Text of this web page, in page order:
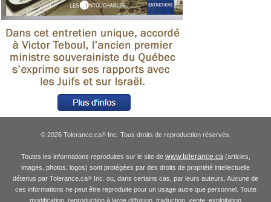
© 2026 Tolerance.ca®Inc. Tous droits de reproduction réservés.
Toutes les informations reproduites sur le site de www.tolerance.ca(articles,
images, photos, logos) sont protégées par des droits de propriété intellectuelle
détenus par Tolerance.ca® Inc. ou, dans certains cas, par leurs auteurs. Aucune de
ces informations ne peut être reproduite pour un usage autre que personnel. Toute
modification, reproduction à large diffusion, traduction, vente, exploitation